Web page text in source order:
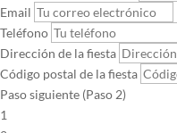
Email
Teléfono
Dirección de la fiesta
Código postal de la fiesta
Paso siguiente (Paso 2)
1